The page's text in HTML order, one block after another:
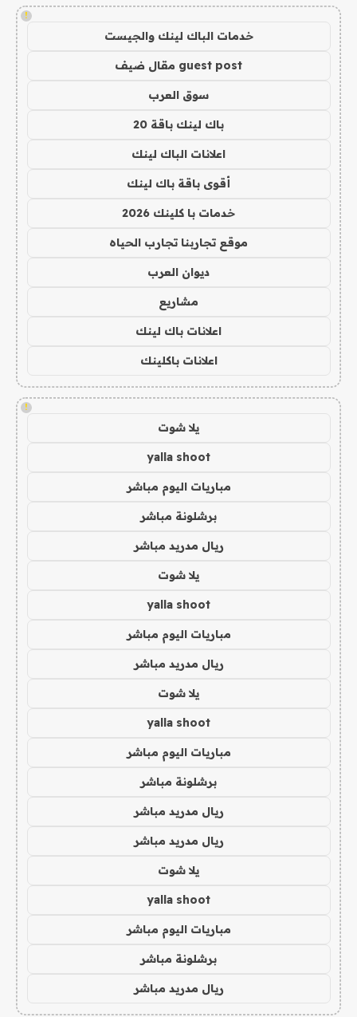
!
خدمات الباك لينك والجيست
guest post مقال ضيف
سوق العرب
باك لينك باقة 20
اعلانات الباك لينك
أقوى باقة باك لينك
خدمات با كلينك 2026
موقع تجاربنا تجارب الحياه
ديوان العرب
مشاريع
اعلانات باك لينك
اعلانات باكلينك
!
يلا شوت
yalla shoot
مباريات اليوم مباشر
برشلونة مباشر
ريال مدريد مباشر
يلا شوت
yalla shoot
مباريات اليوم مباشر
ريال مدريد مباشر
يلا شوت
yalla shoot
مباريات اليوم مباشر
برشلونة مباشر
ريال مدريد مباشر
ريال مدريد مباشر
يلا شوت
yalla shoot
مباريات اليوم مباشر
برشلونة مباشر
ريال مدريد مباشر